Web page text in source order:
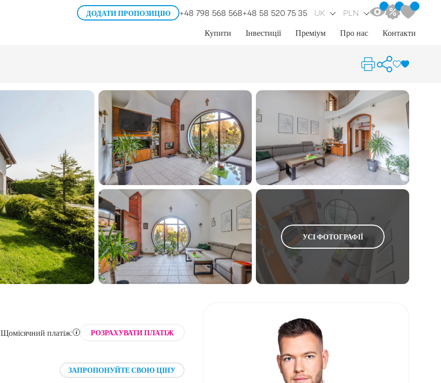
ДОДАТИ ПРОПОЗИЦІЮ +48 798 568 568+48 58 520 75 35 UK PLN
Купити Інвестиції Преміум Про нас Контакти
УСІ ФОТОГРАФІЇ
Щомісячний платіж: РОЗРАХУВАТИ ПЛАТІЖ
ЗАПРОПОНУЙТЕ СВОЮ ЦІНУ